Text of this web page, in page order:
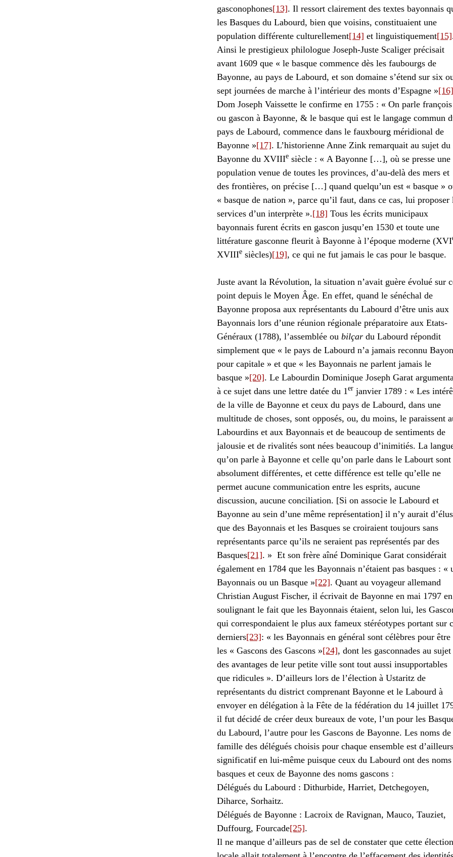
gasconophones[13]. Il ressort clairement des textes bayonnais
les Basques du Labourd, bien que voisins, constituaient une
population différente culturellement[14] et linguistiquement[15]
Ainsi le prestigieux philologue Joseph-Juste Scaliger précisait
avant 1609 que « le basque commence dès les faubourgs de
Bayonne, au pays de Labourd, et son domaine s’étend sur six
sept journées de marche à l’intérieur des monts d’Espagne »[16]
Dom Joseph Vaissette le confirme en 1755 : « On parle françois
ou gascon à Bayonne, & le basque qui est le langage commun
pays de Labourd, commence dans le fauxbourg méridional de
Bayonne »[17]. L’historienne Anne Zink remarquait au sujet du
Bayonne du XVIIIesiècle : « A Bayonne […], où se presse une
population venue de toutes les provinces, d’au-delà des mers et
des frontières, on précise […] quand quelqu’un est « basque »
« basque de nation », parce qu’il faut, dans ce cas, lui proposer
services d’un interprète ».[18] Tous les écrits municipaux
bayonnais furent écrits en gascon jusqu’en 1530 et toute une
littérature gasconne fleurit à Bayonne à l’époque moderne (XVI
XVIIIesiècles)[19], ce qui ne fut jamais le cas pour le basque.
Juste avant la Révolution, la situation n’avait guère évolué sur
point depuis le Moyen Âge. En effet, quand le sénéchal de
Bayonne proposa aux représentants du Labourd d’être unis aux
Bayonnais lors d’une réunion régionale préparatoire aux Etats-
Généraux (1788), l’assemblée ou bilçar du Labourd répondit
simplement que « le pays de Labourd n’a jamais reconnu
pour capitale » et que « les Bayonnais ne parlent jamais le
basque »[20]. Le Labourdin Dominique Joseph Garat
à ce sujet dans une lettre datée du 1erjanvier 1789 : « Les
de la ville de Bayonne et ceux du pays de Labourd, dans une
multitude de choses, sont opposés, ou, du moins, le paraissent
Labourdins et aux Bayonnais et de beaucoup de sentiments de
jalousie et de rivalités sont nées beaucoup d’inimitiés. La
qu’on parle à Bayonne et celle qu’on parle dans le Labourt sont
absolument différentes, et cette différence est telle qu’elle ne
permet aucune communication entre les esprits, aucune
discussion, aucune conciliation. [Si on associe le Labourd et
Bayonne au sein d’une même représentation] il n’y aurait d’élus
que des Bayonnais et les Basques se croiraient toujours sans
représentants parce qu’ils ne seraient pas représentés par des
Basques[21]. » Et son frère aîné Dominique Garat considérait
également en 1784 que les Bayonnais n’étaient pas basques : «
Bayonnais ou un Basque »[22]. Quant au voyageur allemand
Christian August Fischer, il écrivait de Bayonne en mai 1797 en
soulignant le fait que les Bayonnais étaient, selon lui, les
qui correspondaient le plus aux fameux stéréotypes portant sur
derniers[23]: « les Bayonnais en général sont célèbres pour être
les « Gascons des Gascons »[24], dont les gasconnades au sujet
des avantages de leur petite ville sont tout aussi insupportables
que ridicules ». D’ailleurs lors de l’élection à Ustaritz de
représentants du district comprenant Bayonne et le Labourd à
envoyer en délégation à la Fête de la fédération du 14 juillet
il fut décidé de créer deux bureaux de vote, l’un pour les
du Labourd, l’autre pour les Gascons de Bayonne. Les noms de
famille des délégués choisis pour chaque ensemble est d’ailleurs
significatif en lui-même puisque ceux du Labourd ont des noms
basques et ceux de Bayonne des noms gascons :
Délégués du Labourd : Dithurbide, Harriet, Detchegoyen,
Diharce, Sorhaitz.
Délégués de Bayonne : Lacroix de Ravignan, Mauco, Tauziet,
Duffourg, Fourcade[25].
Il ne manque d’ailleurs pas de sel de constater que cette élection